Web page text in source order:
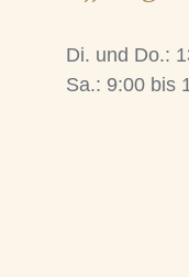
Di. und Do.:
Sa.: 9:00 bis